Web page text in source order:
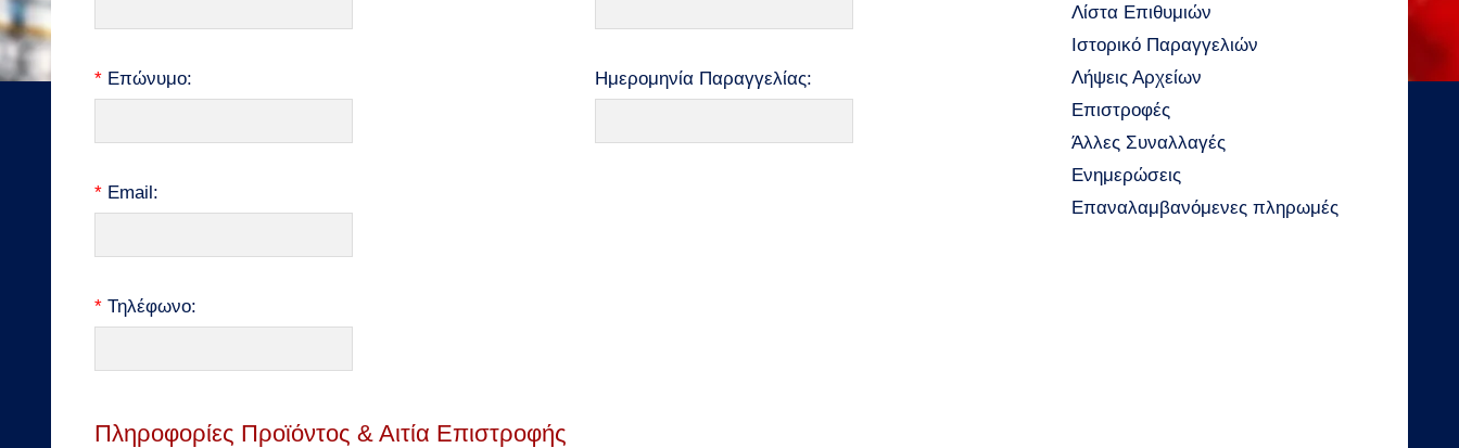
* Επώνυμο:
* Email:
* Τηλέφωνο:
Ημερομηνία Παραγγελίας:
Πληροφορίες Προϊόντος & Αιτία Επιστροφής
Λίστα Επιθυμιών
Ιστορικό Παραγγελιών
Λήψεις Αρχείων
Επιστροφές
Άλλες Συναλλαγές
Ενημερώσεις
Επαναλαμβανόμενες πληρωμές